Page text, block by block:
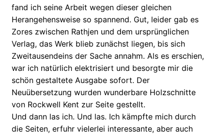
fand ich seine Arbeit wegen dieser gleichen
Herangehensweise so spannend. Gut, leider gab es
Zores zwischen Rathjen und dem ursprünglichen
Verlag, das Werk blieb zunächst liegen, bis sich
Zweitausendeins der Sache annahm. Als es erschien,
war ich natürlich elektrisiert und besorgte mir die
schön gestaltete Ausgabe sofort. Der
Neuübersetzung wurden wunderbare Holzschnitte
von Rockwell Kent zur Seite gestellt.
Und dann las ich. Und las. Ich kämpfte mich durch
die Seiten, erfuhr vielerlei interessante, aber auch